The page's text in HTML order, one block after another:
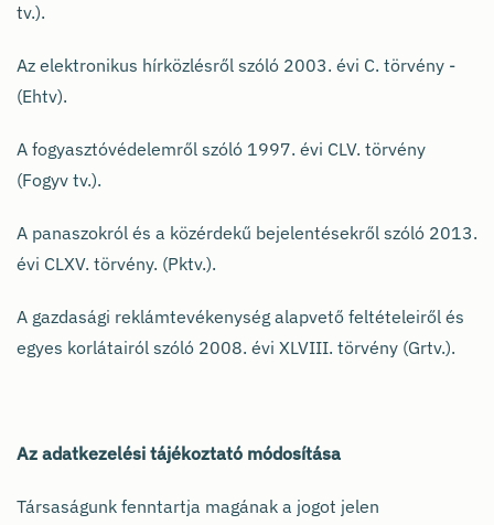
tv.).
Az elektronikus hírközlésről szóló 2003. évi C. törvény -
(Ehtv).
A fogyasztóvédelemről szóló 1997. évi CLV. törvény
(Fogyv tv.).
A panaszokról és a közérdekű bejelentésekről szóló 2013.
évi CLXV. törvény. (Pktv.).
A gazdasági reklámtevékenység alapvető feltételeiről és
egyes korlátairól szóló 2008. évi XLVIII. törvény (Grtv.).
Az adatkezelési tájékoztató módosítása
Társaságunk fenntartja magának a jogot jelen